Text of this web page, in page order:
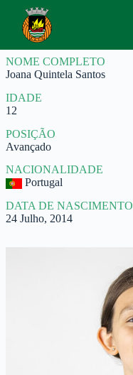
a
r
p
r
a
o
c
o
n
t
e
ú
d
NOME COMPLETO
Joana Quintela Santos
IDADE
12
POSIÇÃO
Avançado
NACIONALIDADE
Portugal
DATA DE NASCIMENTO
24 Julho, 2014